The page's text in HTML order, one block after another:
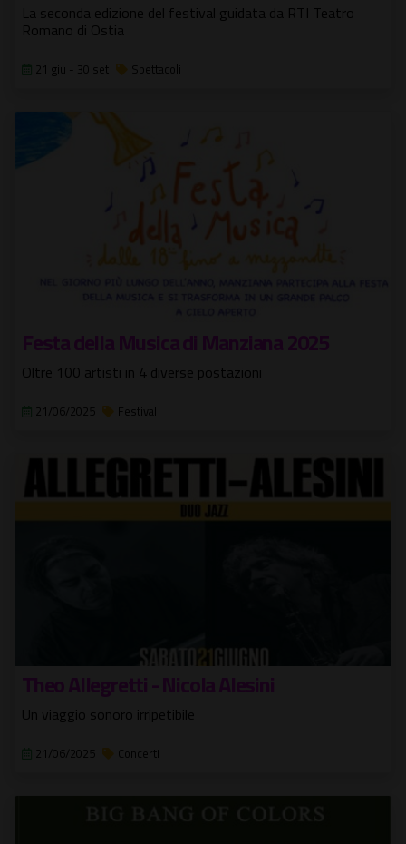
La seconda edizione del festival guidata da RTI Teatro
Romano di Ostia
21 giu - 30 set Spettacoli
Festa della Musica di Manziana 2025
Oltre 100 artisti in 4 diverse postazioni
21/06/2025 Festival
Theo Allegretti - Nicola Alesini
Un viaggio sonoro irripetibile
21/06/2025 Concerti